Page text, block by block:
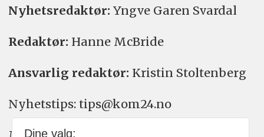
Nyhetsredaktør: Yngve Garen Svardal
Redaktør: Hanne McBride
Ansvarlig redaktør: Kristin Stoltenberg
Nyhetstips: tips@kom24.no
Dine valg: